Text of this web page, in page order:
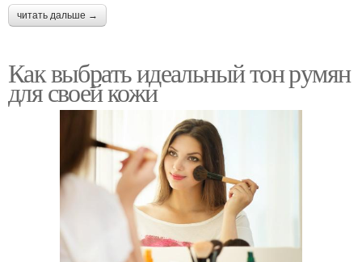
читать дальше →
Как выбрать идеальный тон румян
для своей кожи